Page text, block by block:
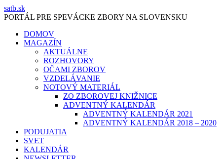
Skip
to
satb.sk
PORTÁL PRE SPEVÁCKE ZBORY NA SLOVENSKU
DOMOV
MAGAZÍN
AKTUÁLNE
ROZHOVORY
OČAMI ZBOROV
VZDELÁVANIE
NOTOVÝ MATERIÁL
ZO ZBOROVEJ KNIŽNICE
ADVENTNÝ KALENDÁR
ADVENTNÝ KALENDÁR 2021
ADVENTNÝ KALENDÁR 2018 – 2020
PODUJATIA
SVET
KALENDÁR